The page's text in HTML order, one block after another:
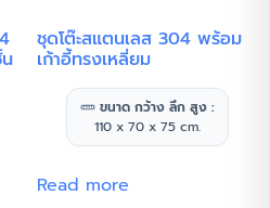
ชุดโต๊ะสแตนเลส 304 พร้อม
เก้าอี้ทรงเหลี่ยม
ขนาด กว้าง ลึก สูง :
110 x 70 x 75 cm.
Read more